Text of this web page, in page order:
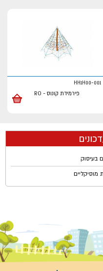
HH1H00-001
פירמידת קונוס - RO
בעיסוק
מוסיקליים